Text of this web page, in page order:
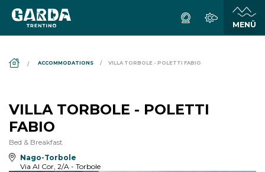
ACCOMMODATIONS VILLA TORBOLE - POLETTI FABIO
VILLA TORBOLE - POLETTI
FABIO
Bed & Breakfast
Nago-Torbole
Via Al Cor, 2/A - Torbole